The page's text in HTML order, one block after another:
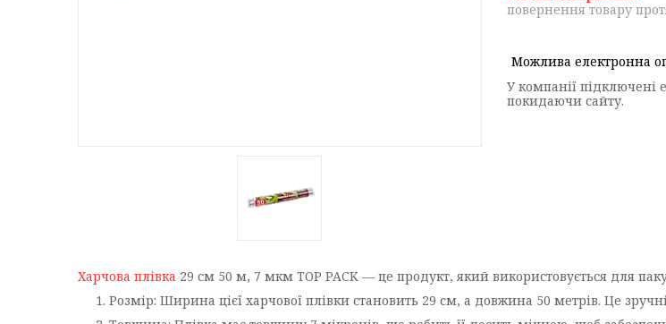
повернення товару
У компанії підключені
покидаючи сайту.
Харчова плівка 29 см 50 м, 7 мкм TOP PACK — це продукт, який використовується для
Розмір: Ширина цієї харчової плівки становить 29 см, а довжина 50 метрів. Це